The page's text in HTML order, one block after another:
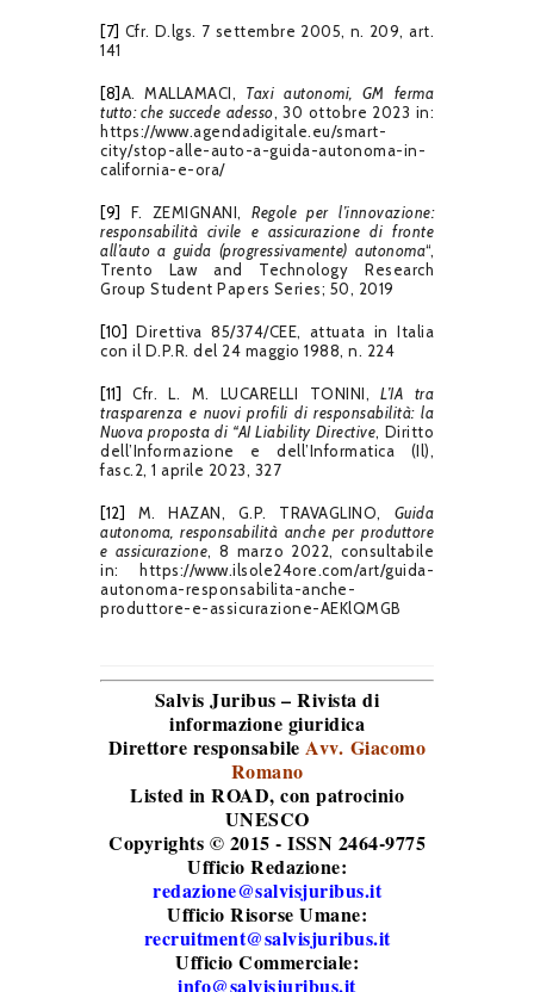
[7] Cfr. D.lgs. 7 settembre 2005, n. 209, art.
141
[8]A. MALLAMACI, Taxi autonomi, GM ferma
tutto: che succede adesso, 30 ottobre 2023 in:
https://www.agendadigitale.eu/smart-
city/stop-alle-auto-a-guida-autonoma-in-
california-e-ora/
[9] F. ZEMIGNANI,Regole per l’innovazione:
responsabilità civile e assicurazione di fronte
all’auto a guida (progressivamente) autonoma“,
Trento Law and Technology Research
Group Student Papers Series; 50, 2019
[10] Direttiva 85/374/CEE, attuata in Italia
con il D.P.R. del 24 maggio 1988, n. 224
[11] Cfr. L. M. LUCARELLI TONINI,L’IA tra
trasparenza e nuovi profili di responsabilità: la
Nuova proposta di “AI Liability Directive, Diritto
dell’Informazione e dell’Informatica (Il),
fasc.2, 1 aprile 2023, 327
[12] M. HAZAN, G.P. TRAVAGLINO, Guida
autonoma, responsabilità anche per produttore
e assicurazione, 8 marzo 2022, consultabile
in: https://www.ilsole24ore.com/art/guida-
autonoma-responsabilita-anche-
produttore-e-assicurazione-AEKlQMGB
Salvis Juribus – Rivista di
informazione giuridica
Direttore responsabileAvv. Giacomo
Romano
Listed in ROAD, con patrocinio
UNESCO
Copyrights © 2015 - ISSN 2464-9775
Ufficio Redazione:
redazione@salvisjuribus.it
Ufficio Risorse Umane:
recruitment@salvisjuribus.it
Ufficio Commerciale:
info@salvisjuribus.it